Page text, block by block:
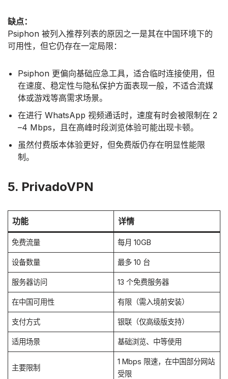
缺点：
Psiphon 被列入推荐列表的原因之一是其在中国环境下的
可用性，但它仍存在一定局限：
Psiphon 更偏向基础应急工具，适合临时连接使用，但
在速度、稳定性与隐私保护方面表现一般，不适合流媒
体或游戏等高需求场景。
在进行 WhatsApp 视频通话时，速度有时会被限制在 2
–4 Mbps，且在高峰时段浏览体验可能出现卡顿。
虽然付费版本体验更好，但免费版仍存在明显性能限
制。
5. PrivadoVPN
功能 详情
免费流量 每月 10GB
设备数量 最多 10 台
服务器访问 13 个免费服务器
在中国可用性 有限（需入境前安装）
支付方式 银联（仅高级版支持）
适用场景 基础浏览、中等使用
主要限制
1 Mbps 限速，在中国部分网站
受限